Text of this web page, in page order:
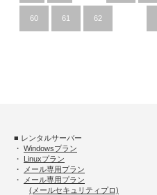
60 61 62
■ レンタルサーバー
・ Windowsプラン
・ Linuxプラン
・
メール専用プラン
・
メール専用プラン
(メールセキュリティプロ)